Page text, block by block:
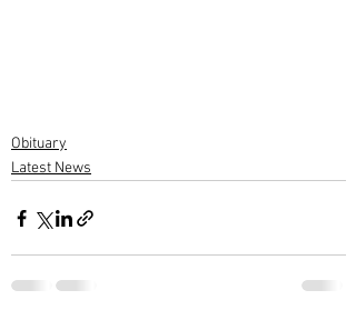
Obituary
Latest News